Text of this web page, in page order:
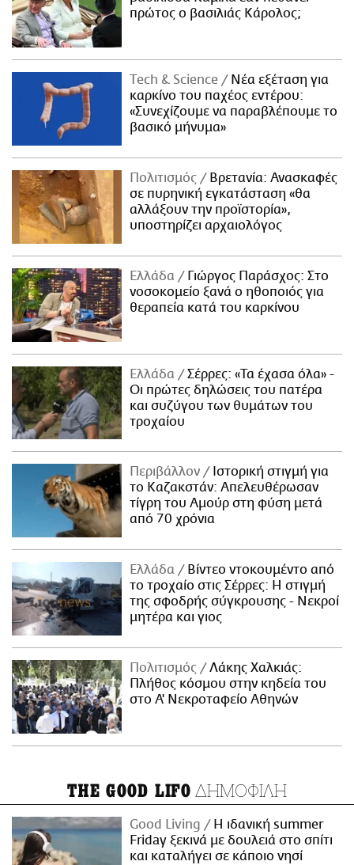
πρώτος ο βασιλιάς Κάρολος;
Τech & Science
Νέα εξέταση για
καρκίνο του παχέος εντέρου:
«Συνεχίζουμε να παραβλέπουμε το
βασικό μήνυμα»
Πολιτισμός
Βρετανία: Ανασκαφές
σε πυρηνική εγκατάσταση «θα
αλλάξουν την προϊστορία»,
υποστηρίζει αρχαιολόγος
Ελλάδα
Γιώργος Παράσχος: Στο
νοσοκομείο ξανά ο ηθοποιός για
θεραπεία κατά του καρκίνου
Ελλάδα
Σέρρες: «Τα έχασα όλα» -
Οι πρώτες δηλώσεις του πατέρα
και συζύγου των θυμάτων του
τροχαίου
Περιβάλλον
Ιστορική στιγμή για
το Καζακστάν: Απελευθέρωσαν
τίγρη του Αμούρ στη φύση μετά
από 70 χρόνια
Ελλάδα
Βίντεο ντοκουμέντο από
το τροχαίο στις Σέρρες: Η στιγμή
της σφοδρής σύγκρουσης - Νεκροί
μητέρα και γιος
Πολιτισμός
Λάκης Χαλκιάς:
Πλήθος κόσμου στην κηδεία του
στο Α' Νεκροταφείο Αθηνών
THE GOOD LIFO ΔΗΜΟΦΙΛΗ
Good Living
Η ιδανική summer
Friday ξεκινά με δουλειά στο σπίτι
και καταλήγει σε κάποιο νησί